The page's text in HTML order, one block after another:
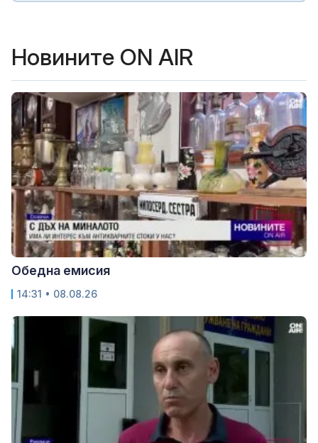
Новините ON AIR
Обедна емисия
14:31 • 08.08.26